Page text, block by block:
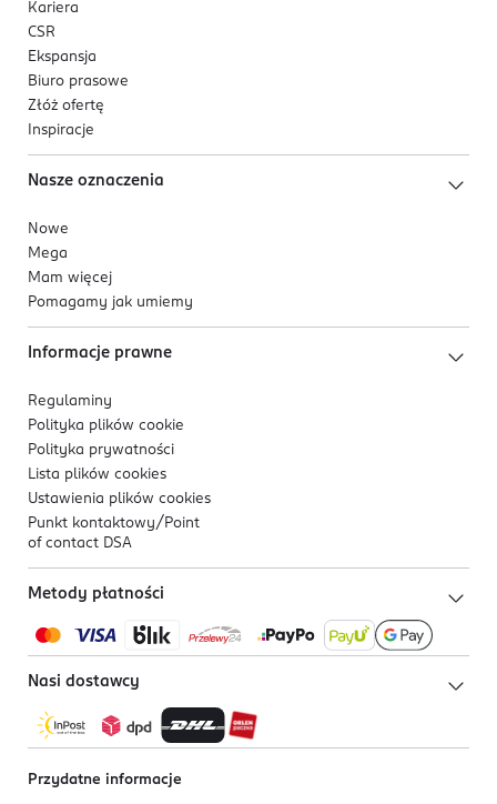
Kariera
CSR
Ekspansja
Biuro prasowe
Złóż ofertę
Inspiracje
Nasze oznaczenia
Nowe
Mega
Mam więcej
Pomagamy jak umiemy
Informacje prawne
Regulaminy
Polityka plików cookie
Polityka prywatności
Lista plików cookies
Ustawienia plików cookies
Punkt kontaktowy/ Point
of contact DSA
Metody płatności
Nasi dostawcy
Przydatne informacje